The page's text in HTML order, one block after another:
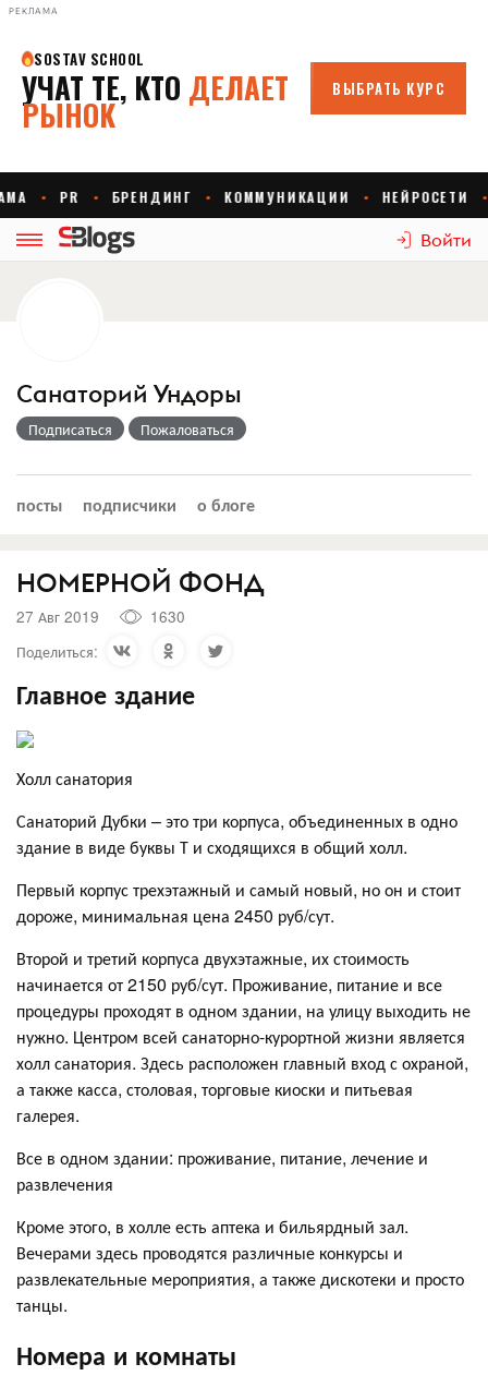
РЕКЛАМА
Войти
Санаторий Ундоры
Подписаться Пожаловаться
посты подписчики о блоге
НОМЕРНОЙ ФОНД
27 Авг 2019
1630
Поделиться:
Главное здание
Холл санатория
Санаторий Дубки – это три корпуса, объединенных в одно
здание в виде буквы Т и сходящихся в общий холл.
Первый корпус трехэтажный и самый новый, но он и стоит
дороже, минимальная цена 2450 руб/сут.
Второй и третий корпуса двухэтажные, их стоимость
начинается от 2150 руб/сут. Проживание, питание и все
процедуры проходят в одном здании, на улицу выходить не
нужно. Центром всей санаторно-курортной жизни является
холл санатория. Здесь расположен главный вход с охраной,
а также касса, столовая, торговые киоски и питьевая
галерея.
Все в одном здании: проживание, питание, лечение и
развлечения
Кроме этого, в холле есть аптека и бильярдный зал.
Вечерами здесь проводятся различные конкурсы и
развлекательные мероприятия, а также дискотеки и просто
танцы.
Номера и комнаты